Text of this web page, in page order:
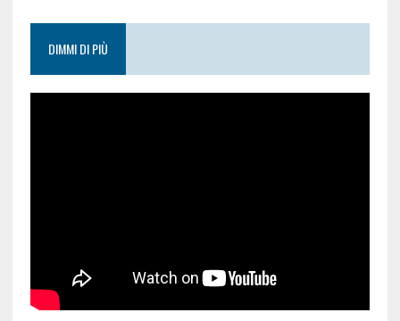
DIMMI DI PIÙ